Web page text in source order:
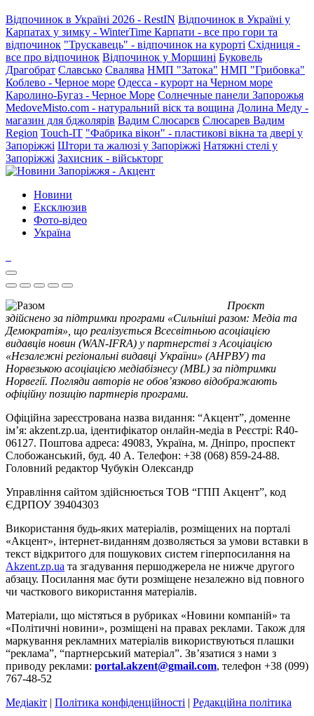
Відпочинок в Україні 2026 - RestIN Відпочинок в Україні у
Карпатах у зимку - WinterTime Карпати - все про гори та
відпочинок "Трускавець" - відпочинок на курорті Східниця -
все про відпочинок Відпочинок у Моршині Буковель
Драгобрат Славсько Свалява НМП "Затока" НМП "Грибовка"
Коблево - Черное море Одесса - курорт на Черном море
Каролино-Бугаз - Черное Море Солнечные панели Запорожья
MedoveMisto.com - натуральний віск та вощина Долина Меду -
магазин для бджолярів Вадим Слюсарєв Слюсарев Вадим
Region Touch-IT "Фабрика вікон" - пластикові вікна та двері у
Запоріжжі Штори та жалюзі у Запоріжжі Натяжні стелі у
Запоріжжі Захисник - військторг
Новини
Ексклюзив
Фото-відео
Україна
Проєкт
здійснено за підтримки програми «Сильніші разом: Медіа та
Демократія», що реалізується Всесвітньою асоціацією
видавців новин (WAN-IFRA) у партнерстві з Асоціацією
«Незалежні регіональні видавці України» (АНРВУ) та
Норвезькою асоціацією медіабізнесу (MBL) за підтримки
Норвегії. Погляди авторів не обов’язково відображають
офіційну позицію партнерів програми.
Офіційна зареєстрована назва видання: “Акцент”, доменне
ім’я: akzent.zp.ua, ідентифікатор онлайн-медіа в Реєстрі: R40-
06127. Поштова адреса: 49083, Україна, м. Дніпро, проспект
Слобожанський, буд. 40 А. Телефон: +38 (068) 859-24-88.
Головний редактор Чубукін Олександр
Управління сайтом здійснюється ТОВ “ГПП Акцент”, код
ЄДРПОУ 39404303
Використання будь-яких матеріалів, розміщених на порталі
«Акцент», інтернет-виданням дозволяється за умови вставки в
текст відкритого для пошукових систем гіперпосилання на
Akzent.zp.ua та згадування першоджерела не нижче другого
абзацу. Посилання має бути розміщене незалежно від повного
чи часткового використання матеріалів.
Матеріали, що містяться в рубриках «Новини компаній» та
«Політичні новини», розміщені на правах реклами. Також для
маркування рекламних матеріалів використвуються плашки
“реклама”, “партнерський матеріал”. Зв’язатися з нами з
приводу реклами: portal.akzent@gmail.com, телефон +38 (099)
767-48-52
Медіакіт | Політика конфіденційності | Редакційна політика